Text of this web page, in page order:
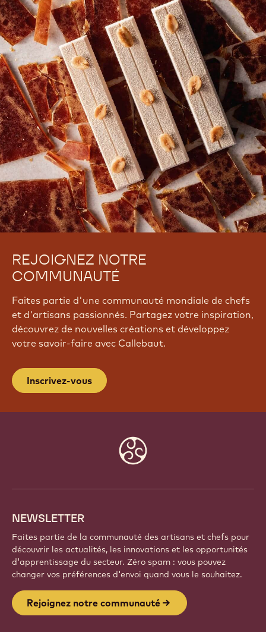
REJOIGNEZ NOTRE
COMMUNAUTÉ
Faites partie d'une communauté mondiale de chefs
et d'artisans passionnés. Partagez votre inspiration,
découvrez de nouvelles créations et développez
votre savoir-faire avec Callebaut.
Inscrivez-vous
NEWSLETTER
Faites partie de la communauté des artisans et chefs pour
découvrir les actualités, les innovations et les opportunités
d'apprentissage du secteur. Zéro spam : vous pouvez
changer vos préférences d'envoi quand vous le souhaitez.
Rejoignez notre communauté